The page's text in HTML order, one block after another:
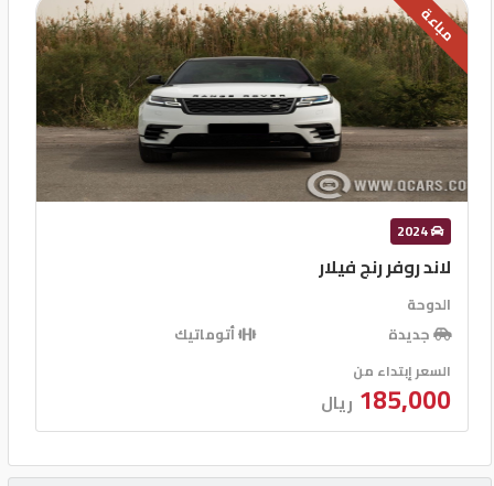
مباعة
2024
لاند روفر رنج فيلار
الدوحة
جديدة
أتوماتيك
السعر إبتداء من
185,000 ريال